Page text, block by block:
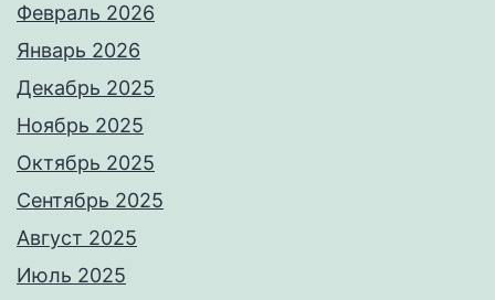
Февраль 2026
Январь 2026
Декабрь 2025
Ноябрь 2025
Октябрь 2025
Сентябрь 2025
Август 2025
Июль 2025